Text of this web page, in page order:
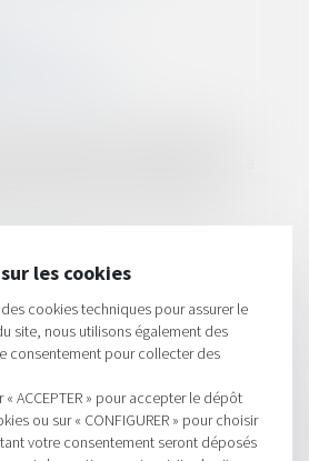
25 mai 2023 rend obligatoire le
des pièces nécessaires à
d'agréments de logements
de la spécificité des territoires dans la
les cookies
cookies techniques pour assurer le
site, nous utilisons également des
consentement pour collecter des
ACCEPTER » pour accepter le dépôt
ou sur « CONFIGURER » pour choisir
votre consentement seront déposés